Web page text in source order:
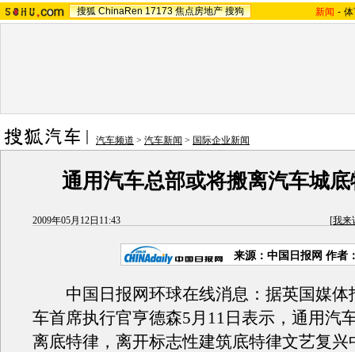
搜狐 ChinaRen 17173 焦点房地产 搜狗 新闻 -
汽车频道 > 汽车新闻 > 国际企业新闻
通用汽车总部或将搬离汽车城
2009年05月12日11:43 [我来
来源： 中国日报网 作者
中国日报网环球在线消息：据英国媒体
车首席执行官亨德森5月11日表示，通用汽
离底特律，离开标志性建筑底特律文艺复兴